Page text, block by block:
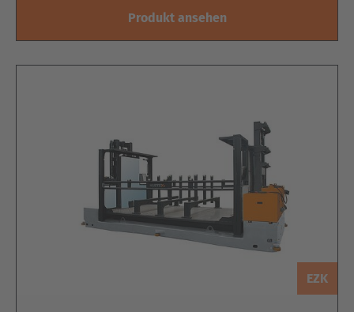
Produkt ansehen
EZK